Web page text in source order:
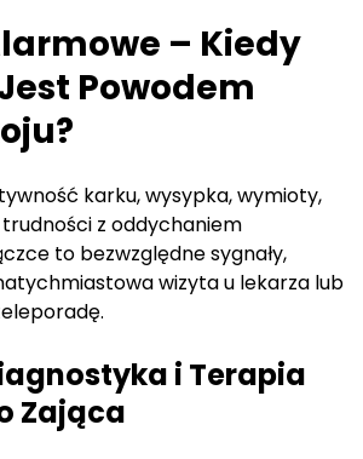
– Kiedy
Powodem
karku, wysypka, wymioty,
z oddychaniem
to bezwzględne sygnały,
wizyta u lekarza lub
i Terapia
Zająca